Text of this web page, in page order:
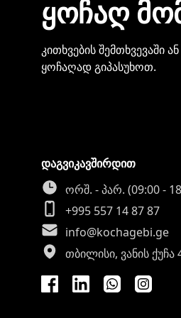
ᲧᲝᲩᲐᲦ
კითხვების შემთხვევაში
ყოჩაღად გიპასუხოთ.
დაგვიკავშირდით
ორშ. - პარ. (09:00 -
+995 557 14 87 87
info@kochagebi.ge
თბილისი, ვანის ქუჩა